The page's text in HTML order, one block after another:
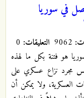
في سوريا
التعليقات:
هو فتنة بكل ما لهذه
مجرد نزاع عسكري على
العسكرية، ولا يمكن أن